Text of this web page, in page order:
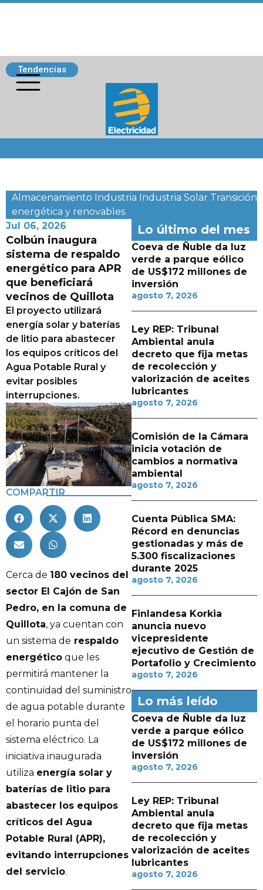
Tendencias
Almacenamiento Industria Industria Solar Transición
energética y renovables
Jul 06, 2026
Colbún inaugura
sistema de respaldo
energético para APR
que beneficiará
vecinos de Quillota
El proyecto utilizará
energía solar y baterías
de litio para abastecer
los equipos críticos del
Agua Potable Rural y
evitar posibles
interrupciones.
COMPARTIR
Cerca de 180 vecinos del
sector El Cajón de San
Pedro, en la comuna de
Quillota, ya cuentan con
un sistema de respaldo
energético que les
permitirá mantener la
continuidad del suministro
de agua potable durante
el horario punta del
sistema eléctrico. La
iniciativa inaugurada
utiliza energía solar y
baterías de litio para
abastecer los equipos
críticos del Agua
Potable Rural (APR),
evitando interrupciones
del servicio.
Lo último del mes
Coeva de Ñuble da luz
verde a parque eólico
de US$172 millones de
inversión
agosto 7, 2026
Ley REP: Tribunal
Ambiental anula
decreto que fija metas
de recolección y
valorización de aceites
lubricantes
agosto 7, 2026
Comisión de la Cámara
inicia votación de
cambios a normativa
ambiental
agosto 7, 2026
Cuenta Pública SMA:
Récord en denuncias
gestionadas y más de
5.300 fiscalizaciones
durante 2025
agosto 7, 2026
Finlandesa Korkia
anuncia nuevo
vicepresidente
ejecutivo de Gestión de
Portafolio y Crecimiento
agosto 7, 2026
Lo más leído
Coeva de Ñuble da luz
verde a parque eólico
de US$172 millones de
inversión
agosto 7, 2026
Ley REP: Tribunal
Ambiental anula
decreto que fija metas
de recolección y
valorización de aceites
lubricantes
agosto 7, 2026